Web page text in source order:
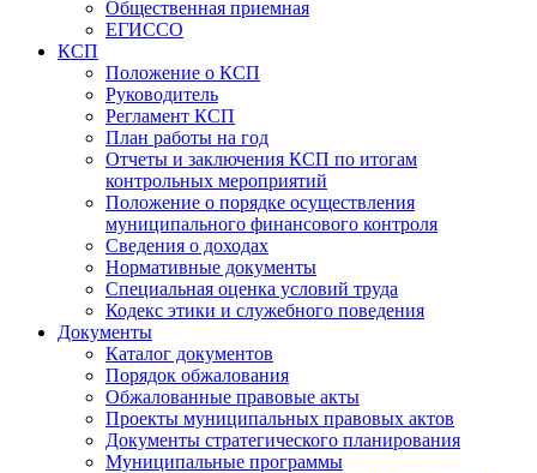
Общественная приемная
ЕГИССО
КСП
Положение о КСП
Руководитель
Регламент КСП
План работы на год
Отчеты и заключения КСП по итогам
контрольных мероприятий
Положение о порядке осуществления
муниципального финансового контроля
Сведения о доходах
Нормативные документы
Специальная оценка условий труда
Кодекс этики и служебного поведения
Документы
Каталог документов
Порядок обжалования
Обжалованные правовые акты
Проекты муниципальных правовых актов
Документы стратегического планирования
Муниципальные программы